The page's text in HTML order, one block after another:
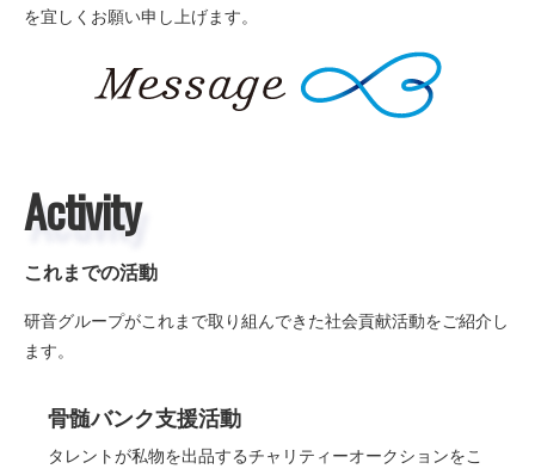
を宜しくお願い申し上げます。
Activity
これまでの活動
研音グループがこれまで取り組んできた社会貢献活動をご紹介し
ます。
骨髄バンク支援活動
タレントが私物を出品するチャリティーオークションをこ